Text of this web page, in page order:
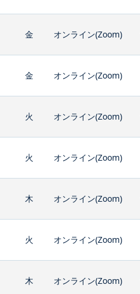
金 オンライン(Zoom)
金 オンライン(Zoom)
火 オンライン(Zoom)
火 オンライン(Zoom)
木 オンライン(Zoom)
火 オンライン(Zoom)
木 オンライン(Zoom)